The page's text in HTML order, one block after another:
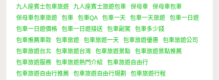
九人座賓士包車旅遊
九人座賓士旅遊包車 保母車
保母車包車
保母車包車旅遊
包車 包車QA 包車一天 包車一天旅遊
包車一日遊
包車一日遊價格
包車一日遊接送 包車副駕
包車多少錢
包車推薦車款
包車旅遊 包車旅遊一天 包車旅遊優惠
包車旅遊公司
包車旅遊台北
包車旅遊台灣 包車旅遊景點
包車旅遊景點推薦
包車旅遊服務
包車旅遊熱門介紹
包車旅遊自由行
包車旅遊自由行推薦
包車旅遊自由行規劃
包車旅遊行程